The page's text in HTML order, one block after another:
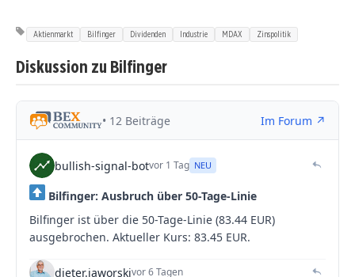
Aktienmarkt Bilfinger Dividenden Industrie MDAX Zinspolitik
Diskussion zu Bilfinger